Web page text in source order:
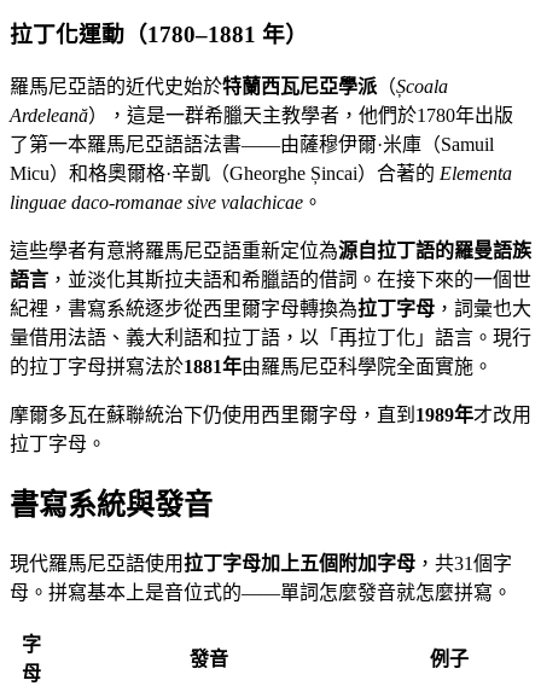
拉丁化運動（1780–1881 年）
羅馬尼亞語的近代史始於特蘭西瓦尼亞學派 （Școala
Ardeleană），這是一群希臘天主教學者，他們於1780年出版
了第一本羅馬尼亞語語法書——由薩穆伊爾·米庫（Samuil
Micu）和格奧爾格·辛凱（Gheorghe Șincai）合著的 Elementa
linguae daco-romanae sive valachicae 。
這些學者有意將羅馬尼亞語重新定位為源自拉丁語的羅曼語族
語言 ，並淡化其斯拉夫語和希臘語的借詞。在接下來的一個世
紀裡，書寫系統逐步從西里爾字母轉換為拉丁字母 ，詞彙也大
量借用法語、義大利語和拉丁語，以「再拉丁化」語言。現行
的拉丁字母拼寫法於1881年由羅馬尼亞科學院全面實施。
摩爾多瓦在蘇聯統治下仍使用西里爾字母，直到 1989年才改用
拉丁字母。
書寫系統與發音
現代羅馬尼亞語使用拉丁字母加上五個附加字母 ，共31個字
母。拼寫基本上是音位式的——單詞怎麼發音就怎麼拼寫。
字
母
發音 例子